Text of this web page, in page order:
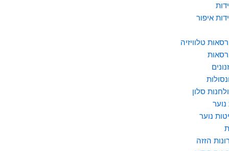
איפור
טלוויזיה
סלון
נוער
הזזה